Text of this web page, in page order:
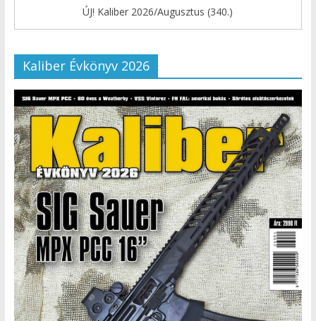
ÚJ! Kaliber 2026/Augusztus (340.)
Kaliber Évkönyv 2026